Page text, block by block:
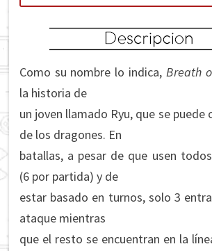
Como su nombre lo indica, Breath
la historia de
un joven llamado Ryu, que se puede
de los dragones. En
batallas, a pesar de que usen
(6 por partida) y de
estar basado en turnos, solo 3
ataque mientras
que el resto se encuentran en la